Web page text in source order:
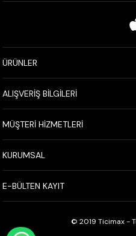
ÜRÜNLER
ALIŞVERİŞ BİLGİLERİ
MÜŞTERİ HİZMETLERİ
KURUMSAL
E-BÜLTEN KAYIT
© 2019 Ticimax -